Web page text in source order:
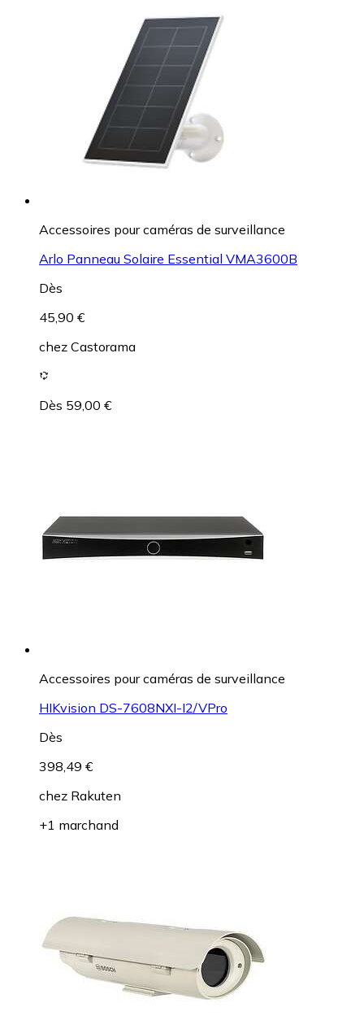
Accessoires pour caméras de surveillance
Arlo Panneau Solaire Essential VMA3600B
Dès
45,90 €
chez Castorama
Dès 59,00 €
Accessoires pour caméras de surveillance
HIKvision DS-7608NXI-I2/VPro
Dès
398,49 €
chez Rakuten
+1 marchand